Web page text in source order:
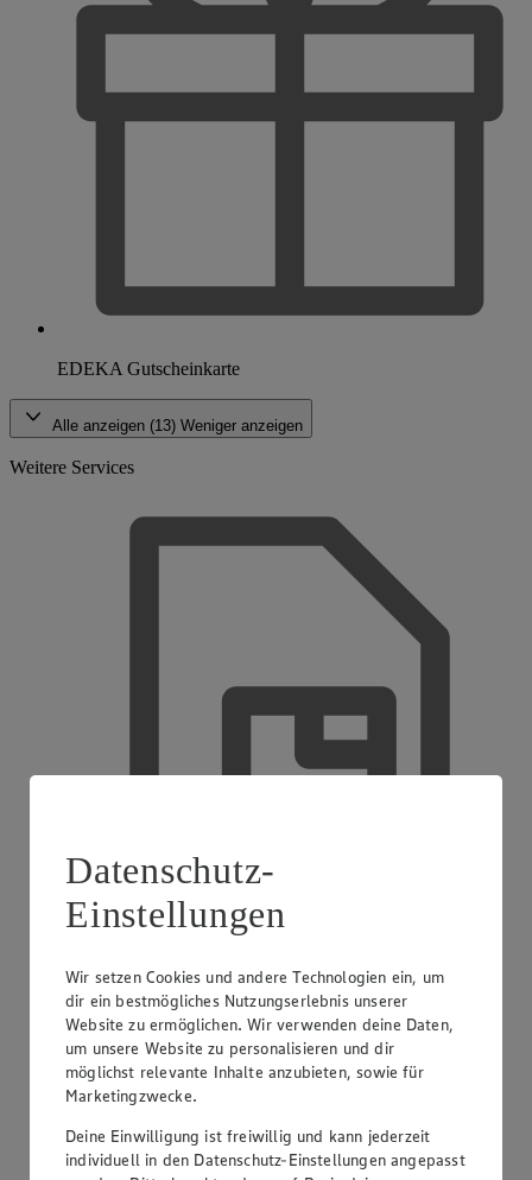
EDEKA Gutscheinkarte
Alle anzeigen (13) Weniger anzeigen
Weitere Services
EDEKA smart
Datenschutz-
Einstellungen
Wir setzen Cookies und andere Technologien ein, um
dir ein bestmögliches Nutzungserlebnis unserer
Website zu ermöglichen. Wir verwenden deine Daten,
um unsere Website zu personalisieren und dir
möglichst relevante Inhalte anzubieten, sowie für
Marketingzwecke.
Deine Einwilligung ist freiwillig und kann jederzeit
individuell in den Datenschutz-Einstellungen angepasst